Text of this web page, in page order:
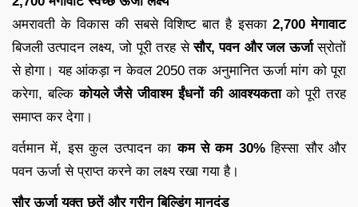
अमरावती के विकास की सबसे विशिष्ट बात है इसका 2,700 मेगावाट
बिजली उत्पादन लक्ष्य, जो पूरी तरह सेसौर, पवन और जल ऊर्जास्रोतों
से होगा। यह आंकड़ा न केवल 2050 तक अनुमानित ऊर्जा मांग को पूरा
करेगा, बल्किकोयले जैसे जीवाश्म ईंधनों की आवश्यकताको पूरी तरह
समाप्त कर देगा।
वर्तमान में, इस कुल उत्पादन काकम से कम 30%हिस्सा सौर और
पवन ऊर्जा से प्राप्त करने का लक्ष्य रखा गया है।
सौर ऊर्जा युक्त छतें और ग्रीन बिल्डिंग मानदंड